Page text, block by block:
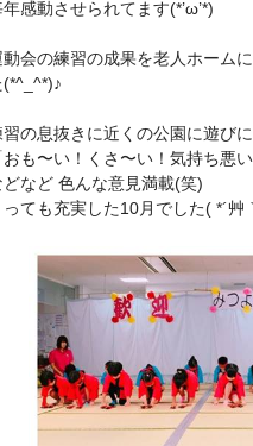
感動させられてます(*’ω’*)
動会の練習の成果を老人ホーム
(*^_^*)♪
習の息抜きに近くの公園に遊び
おも〜い！くさ〜い！気持ち悪
どなど 色んな意見満載(笑)
っても充実した10月でした( *´艸